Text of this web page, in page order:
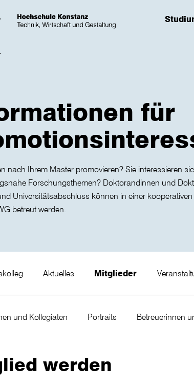
(has
für
nach Ihrem Master promovieren? Sie interessieren
Forschungsthemen? Doktorandinnen und
Universitätsabschluss können in einer
betreut werden.
Aktuelles Mitglieder
und Kollegiaten Portraits Betreuerinnen
werden